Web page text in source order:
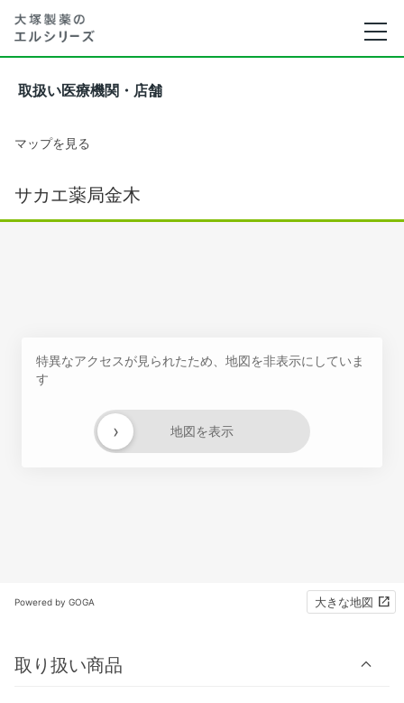
取扱い医療機関・店舗
マップを見る
サカエ薬局金木
特異なアクセスが見られたため、地図を非表示にしていま
す
地図を表示
›
Powered by GOGA 大きな地図
取り扱い商品